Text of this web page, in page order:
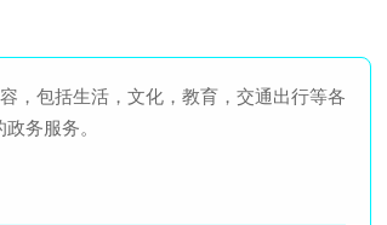
，包括生活，文化，教育，交通出行等各
务服务。
大小：95.1M 查看详情